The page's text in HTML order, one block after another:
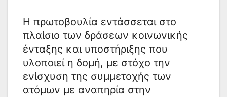
Η πρωτοβουλία εντάσσεται στο
πλαίσιο των δράσεων κοινωνικής
ένταξης και υποστήριξης που
υλοποιεί η δομή, με στόχο την
ενίσχυση της συμμετοχής των
ατόμων με αναπηρία στην